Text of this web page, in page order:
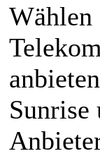
Wählen
Sunrise